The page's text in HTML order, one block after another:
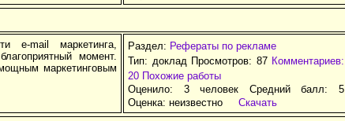
e-mail маркетинга,
момент.
маркетинговым
Раздел: Рефераты по рекламе
Тип: доклад Просмотров: 87 Комментариев:
20 Похожие работы
Оценило: 3 человек Средний балл: 5
Оценка: неизвестно Скачать